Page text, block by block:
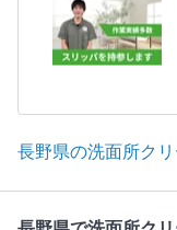
長野県の洗面所ク